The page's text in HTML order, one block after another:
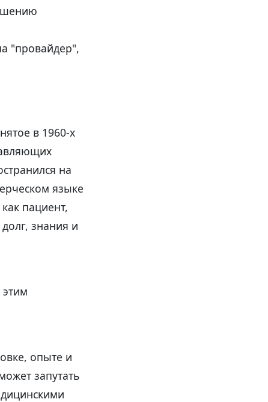
"провайдер",
в 1960-х
на
языке
пациент,
знания и
этим
опыте и
запутать